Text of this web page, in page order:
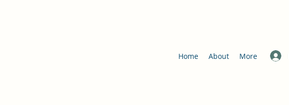
Home About More